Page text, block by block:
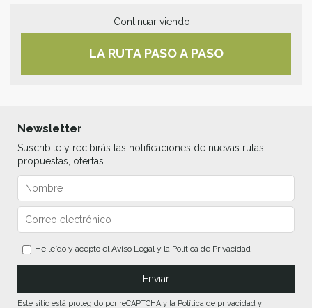
Continuar viendo ...
LA RUTA PASO A PASO
Newsletter
Suscribite y recibirás las notificaciones de nuevas rutas,
propuestas, ofertas...
He leído y acepto el Aviso Legal y la Política de Privacidad
Este sitio está protegido por reCAPTCHA y la Política de privacidad y